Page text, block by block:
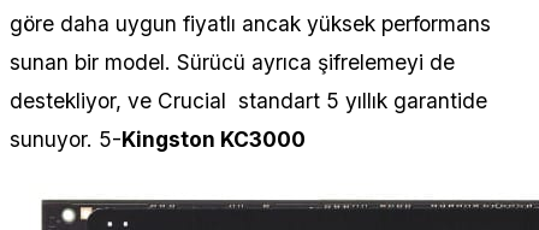
göre daha uygun fiyatlı ancak yüksek performans
sunan bir model. Sürücü ayrıca şifrelemeyi de
destekliyor, ve Crucial standart 5 yıllık garantide
sunuyor. 5-Kingston KC3000